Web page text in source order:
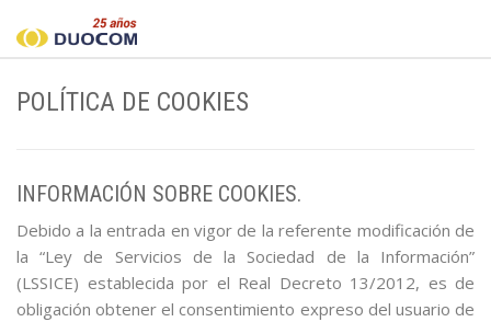
POLÍTICA DE COOKIES
INFORMACIÓN SOBRE COOKIES.
Debido a la entrada en vigor de la referente modificación de
la “Ley de Servicios de la Sociedad de la Información”
(LSSICE) establecida por el Real Decreto 13/2012, es de
obligación obtener el consentimiento expreso del usuario de